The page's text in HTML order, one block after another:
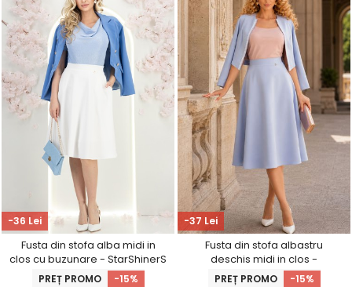
-36 Lei
Fusta din stofa alba midi in
clos cu buzunare - StarShinerS
PREȚ PROMO -15%
-37 Lei
Fusta din stofa albastru
deschis midi in clos -
StarShinerS
PREȚ PROMO -15%